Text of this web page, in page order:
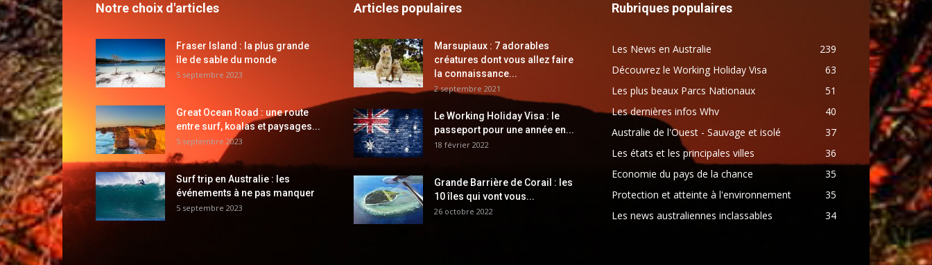
Notre choix d'articles
Fraser Island : la plus grande
île de sable du monde
5 septembre 2023
Great Ocean Road : une route
entre surf, koalas et paysages...
5 septembre 2023
Surf trip en Australie : les
événements à ne pas manquer
5 septembre 2023
Articles populaires
Marsupiaux : 7 adorables
créatures dont vous allez faire
la connaissance...
2 septembre 2021
Le Working Holiday Visa : le
passeport pour une année en...
18 février 2022
Grande Barrière de Corail : les
10 îles qui vont vous...
26 octobre 2022
Rubriques populaires
Les News en Australie
239
Découvrez le Working Holiday Visa
63
Les plus beaux Parcs Nationaux
51
Les dernières infos Whv
40
Australie de l'Ouest - Sauvage et isolé
37
Les états et les principales villes
36
Economie du pays de la chance
35
Protection et atteinte à l'environnement
35
Les news australiennes inclassables
34